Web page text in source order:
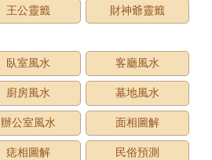
王公靈籤 財神爺靈籤
臥室風水 客廳風水
廚房風水 墓地風水
辦公室風水 面相圖解
痣相圖解 民俗預測